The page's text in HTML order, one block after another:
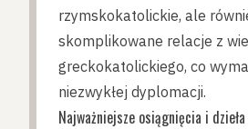
rzymskokatolickie, ale
skomplikowane relacje z
greckokatolickiego, co
niezwykłej dyplomacji.
Najważniejsze osiągnięcia i dzieła